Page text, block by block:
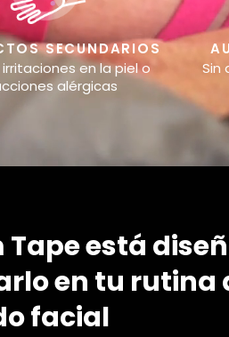
SECUNDARIOS
irritaciones en la piel o
alérgicas
Sin
Tape está
en tu rutina
facial